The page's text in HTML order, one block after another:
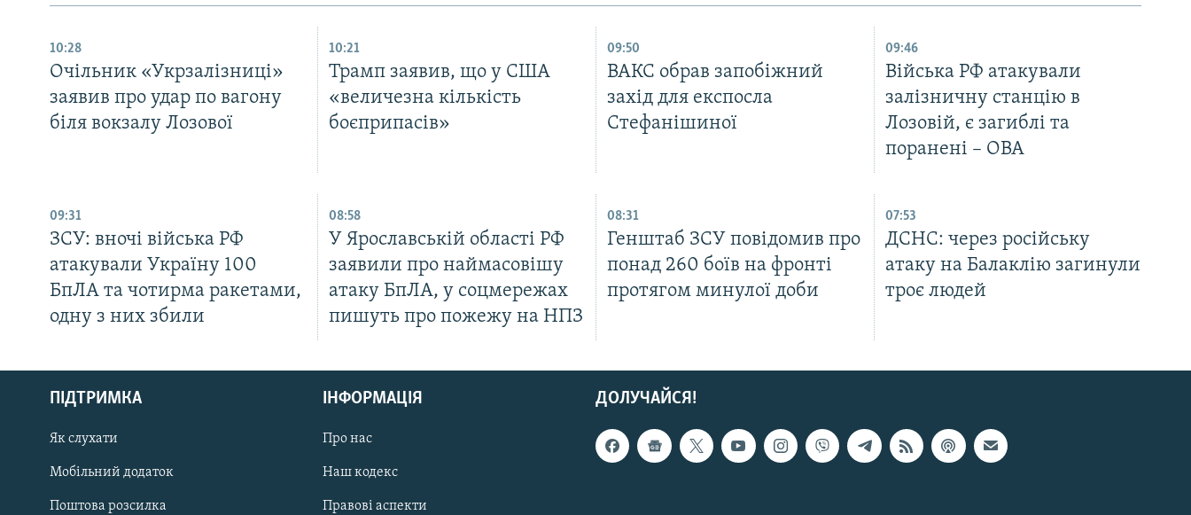
РУС
ДОЛУЧАЙСЯ!
10:28
Очільник «Укрзалізниці»
заявив про удар по вагону
біля вокзалу Лозової
10:21
Трамп заявив, що у США
«величезна кількість
боєприпасів»
09:50
ВАКС обрав запобіжний
захід для експосла
Стефанішиної
09:46
Війська РФ атакували
залізничну станцію в
Лозовій, є загиблі та
поранені – ОВА
09:31
ЗСУ: вночі війська РФ
атакували Україну 100
БпЛА та чотирма ракетами,
одну з них збили
08:58
У Ярославській області РФ
заявили про наймасовішу
атаку БпЛА, у соцмережах
пишуть про пожежу на НПЗ
08:31
Генштаб ЗСУ повідомив про
понад 260 боїв на фронті
протягом минулої доби
07:53
ДСНС: через російську
атаку на Балаклію загинули
троє людей
ДОЛУЧАЙСЯ!
ПІДТРИМКА
Як слухати
Мобільний додаток
Поштова розсилка
ІНФОРМАЦІЯ
Про нас
Наш кодекс
Правові аспекти